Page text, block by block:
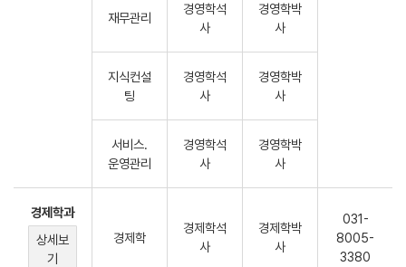
재무관리
경영학석
사
경영학박
사
지식컨설
팅
경영학석
사
경영학박
사
서비스.
운영관리
경영학석
사
경영학박
사
경제학과
상세보
기
경제학
경제학석
사
경제학박
사
031-
8005-
3380